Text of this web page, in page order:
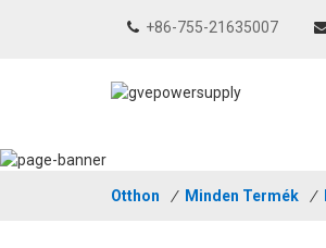
+86-755-21635007
Otthon / Minden Termék /